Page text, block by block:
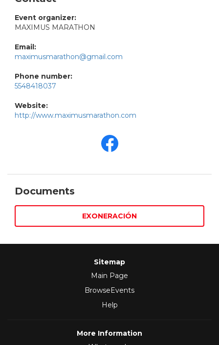
Event organizer:
MAXIMUS MARATHON
Email:
maximusmarathon@gmail.com
Phone number:
5548418037
Website:
http://www.maximusmarathon.com
Documents
EXONERACIÓN
Sitemap
Main Page
BrowseEvents
Help
More Information